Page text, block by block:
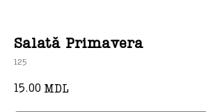
Salată Primavera
125
15.00 MDL